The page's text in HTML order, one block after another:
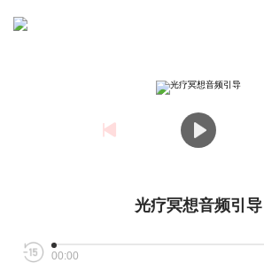
光疗冥想音频引导
00:00